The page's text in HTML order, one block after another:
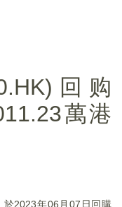
回购
萬港
於2023年06月07日回購